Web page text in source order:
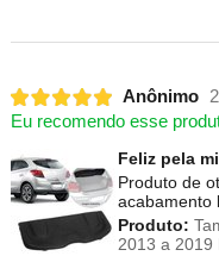
Anônimo
Eu recomendo esse
Feliz pela
Produto de
acabamento
Produto:
2013 a 2019